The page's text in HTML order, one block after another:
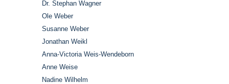
Dr. Stephan Wagner
Ole Weber
Susanne Weber
Jonathan Weikl
Anna-Victoria Weis-Wendeborn
Anne Weise
Nadine Wilhelm